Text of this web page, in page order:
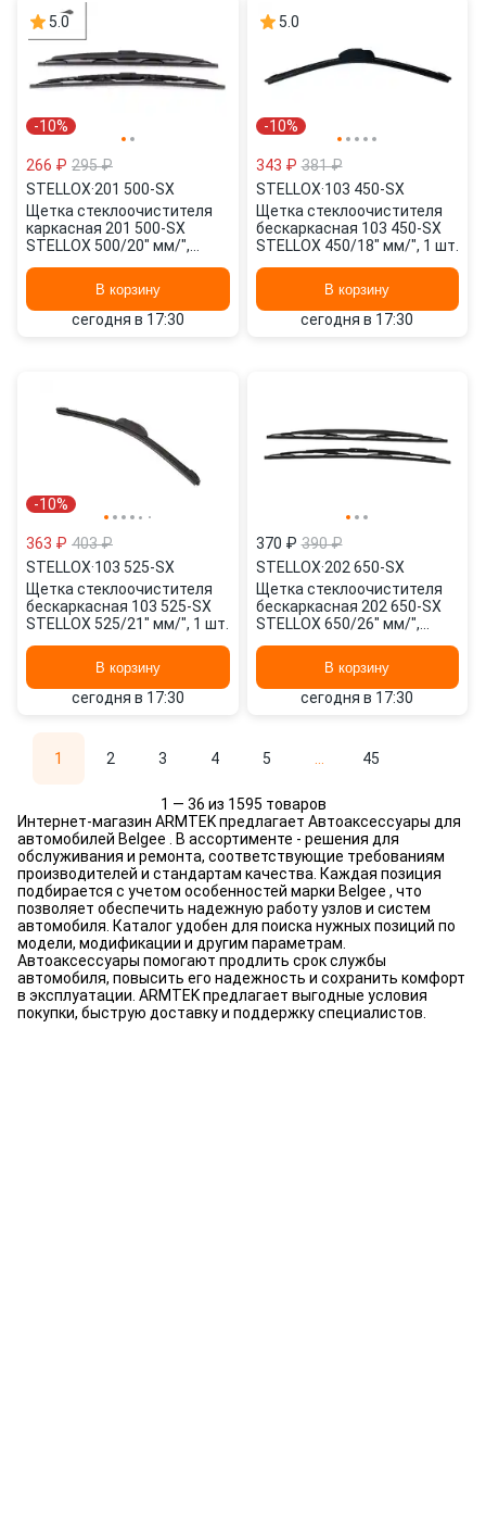
5.0
-10%
266 ₽ 295 ₽
STELLOX·201 500-SX
Щетка стеклоочистителя
каркасная 201 500-SX
STELLOX 500/20" мм/",
В корзину
сегодня в 17:30
5.0
-10%
343 ₽ 381 ₽
STELLOX·103 450-SX
Щетка стеклоочистителя
бескаркасная 103 450-SX
STELLOX 450/18" мм/", 1 шт.
В корзину
сегодня в 17:30
-10%
363 ₽ 403 ₽
STELLOX·103 525-SX
Щетка стеклоочистителя
бескаркасная 103 525-SX
STELLOX 525/21" мм/", 1 шт.
В корзину
сегодня в 17:30
370 ₽ 390 ₽
STELLOX·202 650-SX
Щетка стеклоочистителя
бескаркасная 202 650-SX
STELLOX 650/26" мм/",
В корзину
сегодня в 17:30
1 2 3 4 5 45
1 — 36 из 1595 товаров
Интернет-магазин ARMTEK предлагает Автоаксессуары для
автомобилей Belgee . В ассортименте - решения для
обслуживания и ремонта, соответствующие требованиям
производителей и стандартам качества. Каждая позиция
подбирается с учетом особенностей марки Belgee , что
позволяет обеспечить надежную работу узлов и систем
автомобиля. Каталог удобен для поиска нужных позиций по
модели, модификации и другим параметрам.
Автоаксессуары помогают продлить срок службы
автомобиля, повысить его надежность и сохранить комфорт
в эксплуатации. ARMTEK предлагает выгодные условия
покупки, быструю доставку и поддержку специалистов.